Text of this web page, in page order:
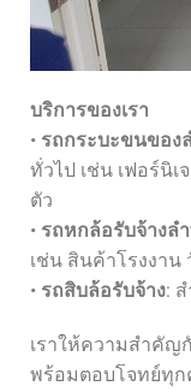
บริการของเรา
• รถกระบะขนของ
ทั่วไป เช่น เฟอร์นิ
ตัว
• รถหกล้อรับจ้างล
เช่น สินค้าโรงงาน
• รถสิบล้อรับจ้าง:
เราให้ความสำคั
พร้อมตอบโจทย์ทุ